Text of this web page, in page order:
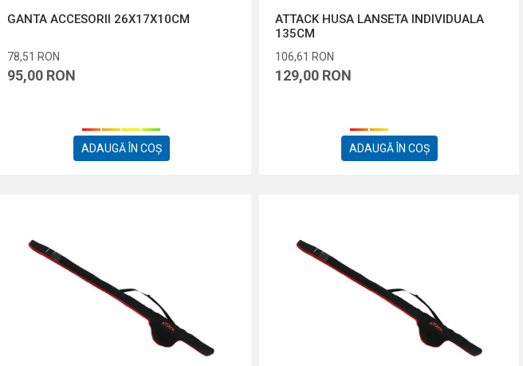
GANTA ACCESORII 26X17X10CM
78,51 RON
95,00 RON
ADAUGĂ ÎN COȘ
ATTACK HUSA LANSETA INDIVIDUALA
135CM
106,61 RON
129,00 RON
ADAUGĂ ÎN COȘ